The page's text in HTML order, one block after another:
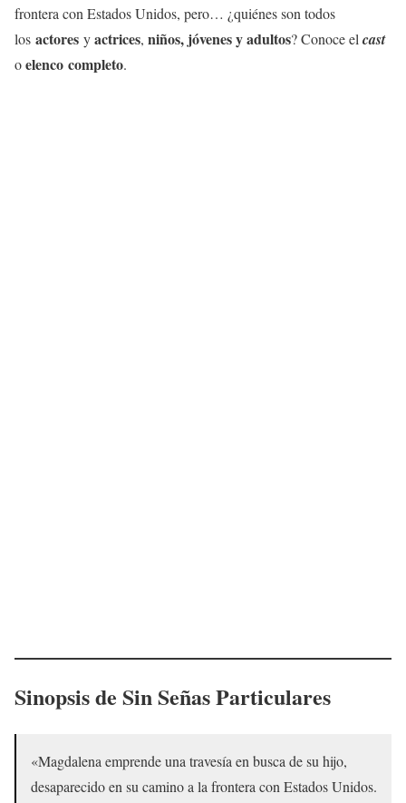
frontera con Estados Unidos, pero… ¿quiénes son todos
los actores yactrices, niños, jóvenes y adultos? Conoce el cast
oelenco completo.
Sinopsis de Sin Señas Particulares
«Magdalena emprende una travesía en busca de su hijo,
desaparecido en su camino a la frontera con Estados Unidos.